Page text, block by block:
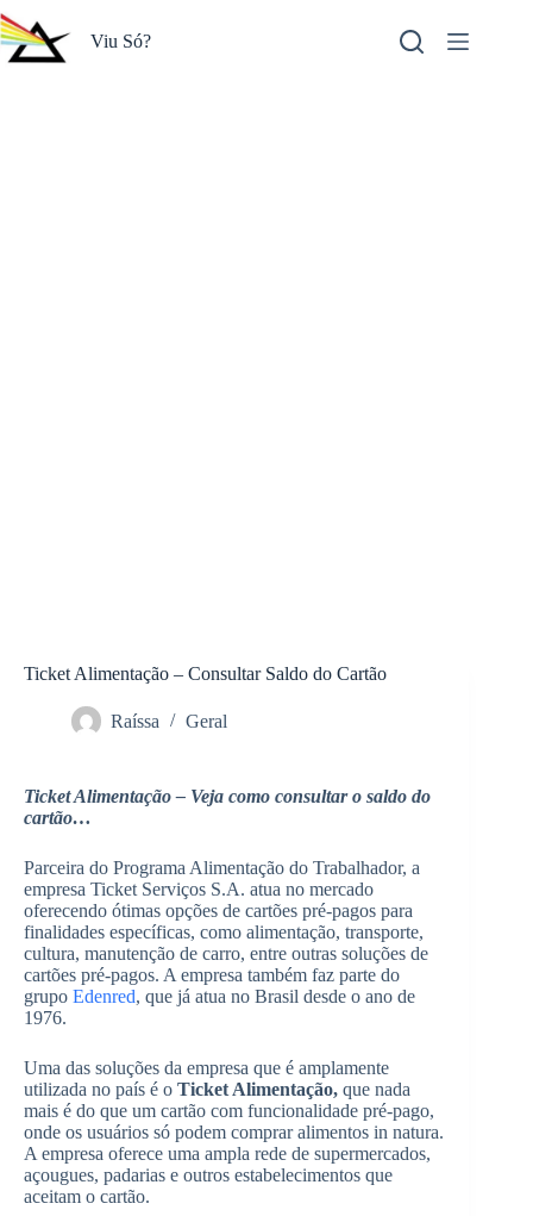
Pular
para
o
Viu Só?
Ticket Alimentação – Consultar Saldo do Cartão
Raíssa Geral
Ticket Alimentação – Veja como consultar o saldo do
cartão…
Parceira do Programa Alimentação do Trabalhador, a
empresa Ticket Serviços S.A. atua no mercado
oferecendo ótimas opções de cartões pré-pagos para
finalidades específicas, como alimentação, transporte,
cultura, manutenção de carro, entre outras soluções de
cartões pré-pagos. A empresa também faz parte do
grupo Edenred, que já atua no Brasil desde o ano de
1976.
Uma das soluções da empresa que é amplamente
utilizada no país é o Ticket Alimentação, que nada
mais é do que um cartão com funcionalidade pré-pago,
onde os usuários só podem comprar alimentos in natura.
A empresa oferece uma ampla rede de supermercados,
açougues, padarias e outros estabelecimentos que
aceitam o cartão.